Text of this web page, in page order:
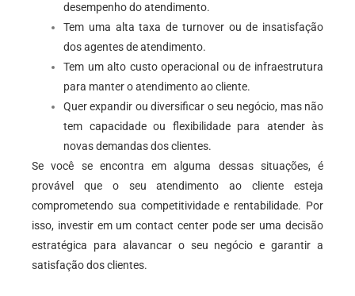
desempenho do atendimento.
Tem uma alta taxa de turnover ou de insatisfação
dos agentes de atendimento.
Tem um alto custo operacional ou de infraestrutura
para manter o atendimento ao cliente.
Quer expandir ou diversificar o seu negócio, mas não
tem capacidade ou flexibilidade para atender às
novas demandas dos clientes.
Se você se encontra em alguma dessas situações, é
provável que o seu atendimento ao cliente esteja
comprometendo sua competitividade e rentabilidade. Por
isso, investir em um contact center pode ser uma decisão
estratégica para alavancar o seu negócio e garantir a
satisfação dos clientes.